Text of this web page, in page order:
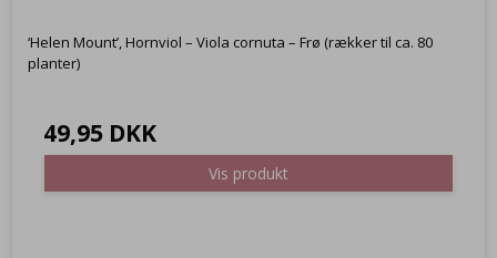
‘Helen Mount’, Hornviol – Viola cornuta – Frø (rækker til ca. 80
planter)
49,95 DKK
Vis produkt